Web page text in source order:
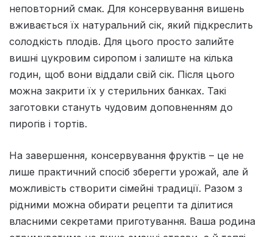
неповторний смак. Для консервування вишень
вживається їх натуральний сік, який підкреслить
солодкість плодів. Для цього просто залийте
вишні цукровим сиропом і залиште на кілька
годин, щоб вони віддали свій сік. Після цього
можна закрити їх у стерильних банках. Такі
заготовки стануть чудовим доповненням до
пирогів і тортів.
На завершення, консервування фруктів – це не
лише практичний спосіб зберегти урожай, але й
можливість створити сімейні традиції. Разом з
рідними можна обирати рецепти та ділитися
власними секретами приготування. Ваша родина